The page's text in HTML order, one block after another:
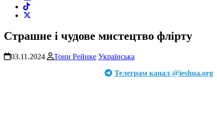
Страшне і чудове мистецтво флірту
03.11.2024 Тони Рейнке Українська
Телеграм канал @ieshua.org